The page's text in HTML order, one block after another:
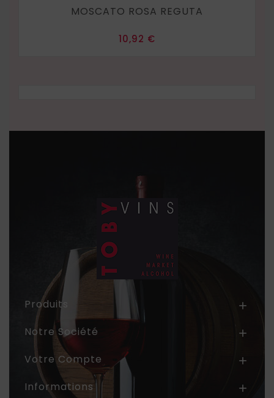
MOSCATO ROSA REGUTA
Prix
10,92 €
Produits 
Notre Société 
Votre Compte 
Informations 